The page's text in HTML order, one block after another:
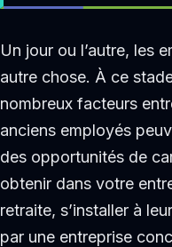
Un jour ou l’autre, les
autre chose. À ce
nombreux facteurs
anciens employés
des opportunités de
obtenir dans votre
retraite, s’installer à
par une entreprise